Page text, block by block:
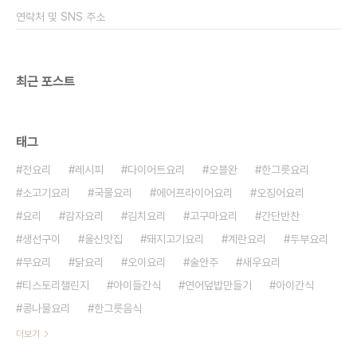
에 계란 4개를 풀어주세요. ..
연락처 및 SNS 주소
최근 포스트
태그
전요리 레시피 다이어트요리 오블완
한그릇요리
소고기요리
국물요리 에어프라이어요리
오징어요리
요리
감자요리 김치요리 고구마요리
간단반찬
생선구이
울산맛집 돼지고기요리 계란요리
두부요리
무요리
닭요리 오이요리 술안주
새우요리
티스토리챌린지
아이들간식 연어덮밥만들기
아이간식
콩나물요리
한그릇음식
더보기